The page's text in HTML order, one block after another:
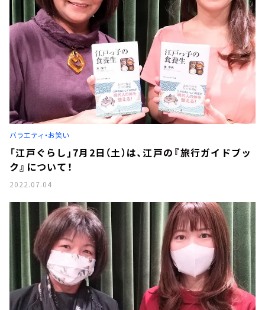
バラエティ・お笑い
「江戸ぐらし」7月2日（土）は、江戸の『旅行ガイドブッ
ク』について！
2022.07.04